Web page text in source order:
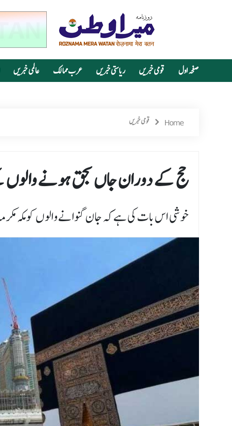
صفحہ اول قومی خبریں ریاستی خبریں عرب ممالک عالمی خبریں
Home قومی خبریں
حج کے دوران جاں بحق ہونے والوں
خوشی اس بات کی ہے کہ جان گنوانے والوں کو مکہ